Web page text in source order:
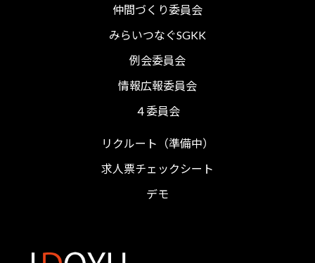
仲間づくり委員会
みらいつなぐSGKK
例会委員会
情報広報委員会
４委員会
リクルート（準備中）
求人票チェックシート
デモ